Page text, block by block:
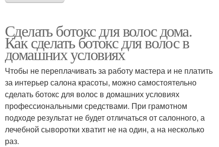
Сделать ботокс для волос дома.
Как сделать ботокс для волос в
домашних условиях
Чтобы не переплачивать за работу мастера и не платить
за интерьер салона красоты, можно самостоятельно
сделать ботокс для волос в домашних условиях
профессиональными средствами. При грамотном
подходе результат не будет отличаться от салонного, а
лечебной сыворотки хватит не на один, а на несколько
раз.